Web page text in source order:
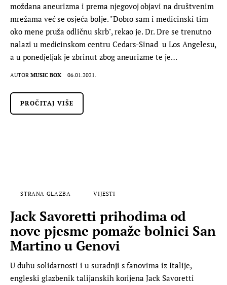
moždana aneurizma i prema njegovoj objavi na društvenim
mrežama već se osjeća bolje. "Dobro sam i medicinski tim
oko mene pruža odličnu skrb", rekao je. Dr. Dre se trenutno
nalazi u medicinskom centru Cedars-Sinad u Los Angelesu,
a u ponedjeljak je zbrinut zbog aneurizme te je…
AUTOR MUSIC BOX 06.01.2021.
PROČITAJ VIŠE
STRANA GLAZBA VIJESTI
Jack Savoretti prihodima od
nove pjesme pomaže bolnici San
Martino u Genovi
U duhu solidarnosti i u suradnji s fanovima iz Italije,
engleski glazbenik talijanskih korijena Jack Savoretti